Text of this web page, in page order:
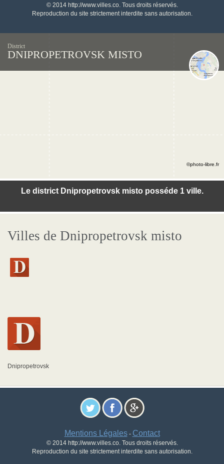
© 2014 http://www.villes.co. Tous droits réservés.
Reproduction du site strictement interdite sans autorisation.
District
DNIPROPETROVSK MISTO
Le district Dnipropetrovsk misto posséde 1 ville.
©photo-libre.fr
Villes de Dnipropetrovsk misto
Dnipropetrovsk
Mentions Légales- Contact
© 2014 http://www.villes.co. Tous droits réservés.
Reproduction du site strictement interdite sans autorisation.